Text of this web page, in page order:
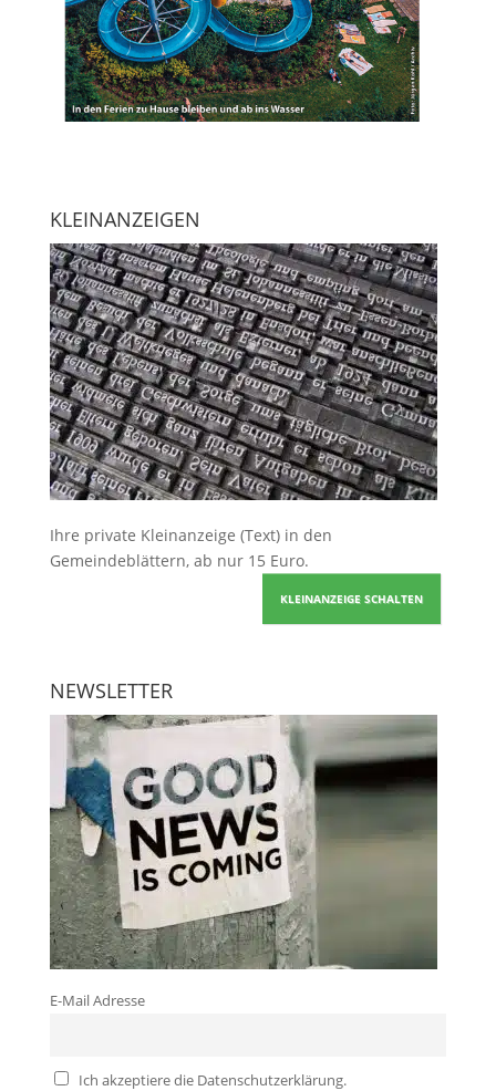
KLEINANZEIGEN
Ihre private Kleinanzeige (Text) in den
Gemeindeblättern, ab nur 15 Euro.
KLEINANZEIGE SCHALTEN
NEWSLETTER
E-Mail Adresse
Ich akzeptiere die Datenschutzerklärung.